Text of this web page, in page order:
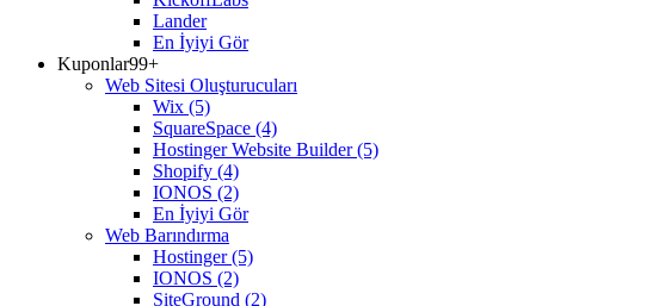
Lander
En İyiyi Gör
Kuponlar99+
Web Sitesi Oluşturucuları
Wix (5)
SquareSpace (4)
Hostinger Website Builder(5)
Shopify (4)
IONOS (2)
En İyiyi Gör
Web Barındırma
Hostinger(5)
IONOS (2)
SiteGround (2)